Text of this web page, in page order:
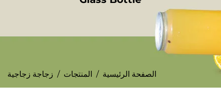
الصفحة الرئيسية / المنتجات / زجاجة زجاجية